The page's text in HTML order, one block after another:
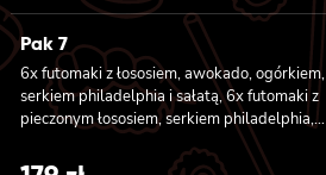
Pak 7
6x futomaki z łososiem, awokado, ogórkiem,
serkiem philadelphia i sałatą, 6x futomaki z
pieczonym łososiem, serkiem philadelphia,
awokado, ogórkiem, kanpyo, sałatą, sosem
teriyaki i sezamem, 6x futomaki z krewetką